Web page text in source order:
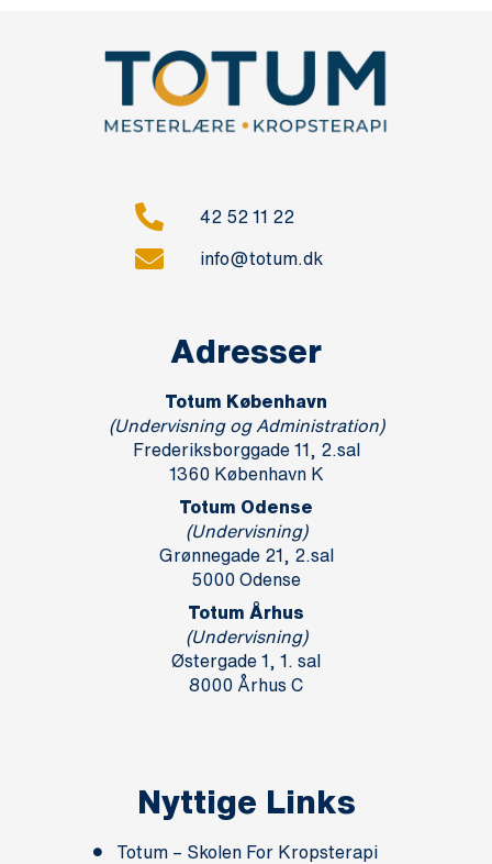
42 52 11 22
info@totum.dk
Adresser
Totum København
(Undervisning og Administration)
Frederiksborggade 11, 2.sal
1360 København K
Totum Odense
(Undervisning)
Grønnegade 21, 2.sal
5000 Odense
Totum Århus
(Undervisning)
Østergade 1, 1. sal
8000 Århus C
Nyttige Links
Totum – Skolen For Kropsterapi